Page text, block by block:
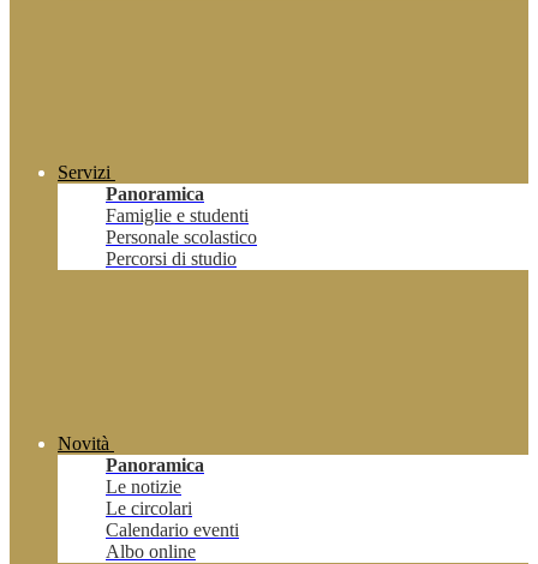
Servizi
Panoramica
Famiglie e studenti
Personale scolastico
Percorsi di studio
Novità
Panoramica
Le notizie
Le circolari
Calendario eventi
Albo online